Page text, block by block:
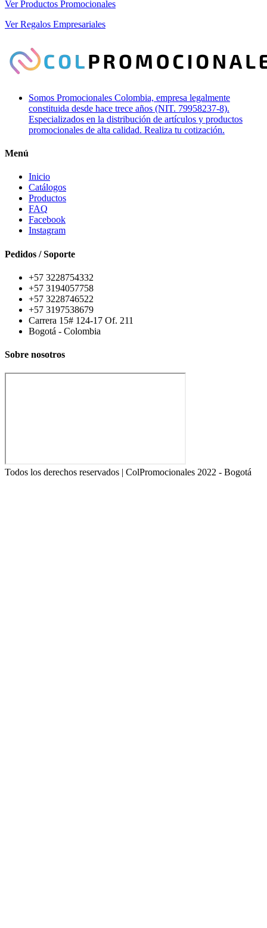
Ver Productos Promocionales
Ver Regalos Empresariales
Somos Promocionales Colombia, empresa legalmente
constituida desde hace trece años (NIT. 79958237-8).
Especializados en la distribución de artículos y productos
promocionales de alta calidad. Realiza tu cotización.
Menú
Inicio
Catálogos
Productos
FAQ
Facebook
Instagram
Pedidos / Soporte
+57 3228754332
+57 3194057758
+57 3228746522
+57 3197538679
Carrera 15# 124-17 Of. 211
Bogotá - Colombia
Sobre nosotros
Todos los derechos reservados | ColPromocionales 2022 - Bogotá